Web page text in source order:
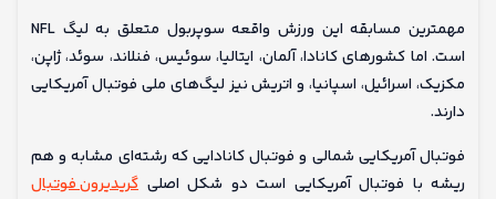
مهمترین مسابقه این ورزش واقعه سوپربول متعلق به لیگ NFL
است. اما کشورهای کانادا، آلمان، ایتالیا، سوئیس، فنلاند، سوئد، ژاپن،
مکزیک، اسرائیل، اسپانیا، و اتریش نیز لیگ‌های ملی فوتبال آمریکایی
دارند.
فوتبال آمریکایی شمالی و فوتبال کانادایی که رشته‌ای مشابه و هم‌
ریشه با فوتبال آمریکایی است دو شکل اصلی گریدیرون فوتبال